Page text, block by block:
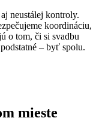
neustálej kontroly.
koordináciu,
o tom, či si svadbu
– byť spolu.
mieste